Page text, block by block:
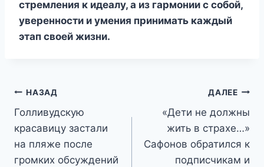
стремления к идеалу, а из гармонии с собой,
уверенности и умения принимать каждый
этап своей жизни.
Навигация
по
записям
НАЗАД
Голливудскую
красавицу застали
на пляже после
громких обсуждений
ДАЛЕЕ
«Дети не должны
жить в страхе…»
Сафонов обратился к
подписчикам и